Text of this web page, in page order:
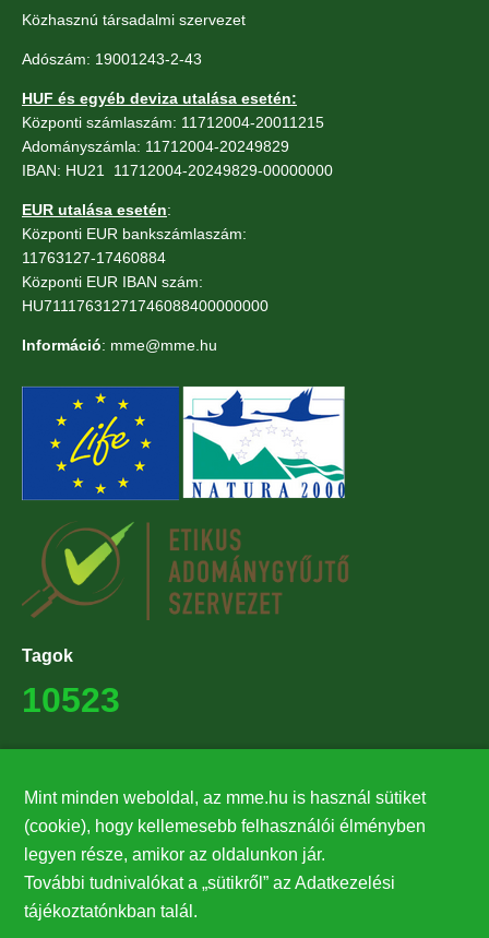
Közhasznú társadalmi szervezet
Adószám: 19001243-2-43
HUF és egyéb deviza utalása esetén:
Központi számlaszám: 11712004-20011215
Adományszámla: 11712004-20249829
IBAN: HU21 11712004-20249829-00000000
EUR utalása esetén:
Központi EUR bankszámlaszám:
11763127-17460884
Központi EUR IBAN szám:
HU71117631271746088400000000
Információ: mme@mme.hu
Tagok
10523
27224
Hírlevél feliratkozás
Értesüljön elsőként legfrissebb híreinkről, eseményeinkről!
Mint minden weboldal, az mme.hu is használ sütiket
(cookie), hogy kellemesebb felhasználói élményben
legyen része, amikor az oldalunkon jár.
További tudnivalókat a „sütikről” az Adatkezelési
tájékoztatónkban talál.